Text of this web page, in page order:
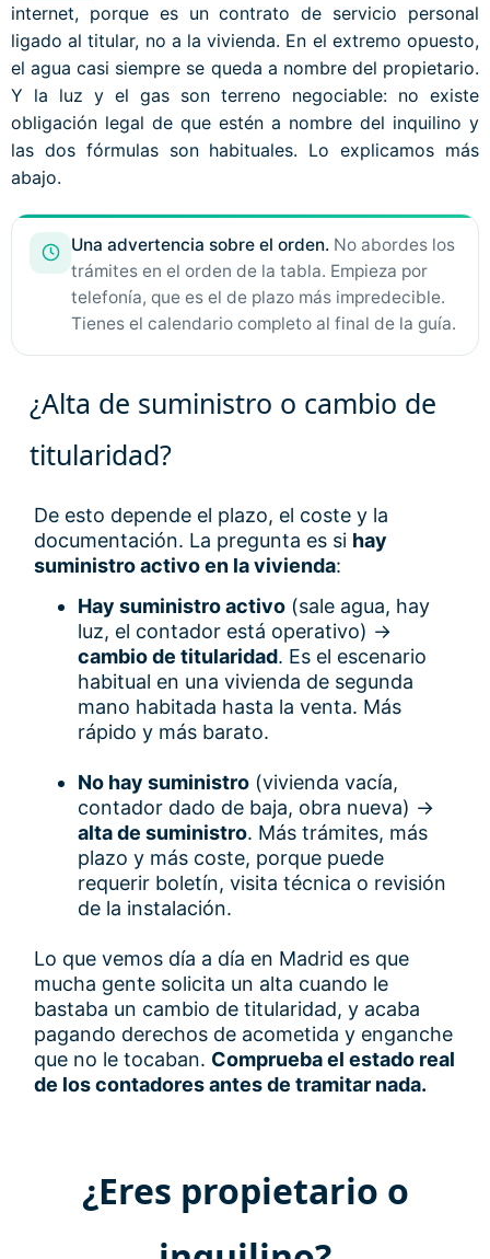
internet, porque es un contrato de servicio personal
ligado al titular, no a la vivienda. En el extremo opuesto,
el agua casi siempre se queda a nombre del propietario.
Y la luz y el gas son terreno negociable: no existe
obligación legal de que estén a nombre del inquilino y
las dos fórmulas son habituales. Lo explicamos más
abajo.
Una advertencia sobre el orden. No abordes los
trámites en el orden de la tabla. Empieza por
telefonía, que es el de plazo más impredecible.
Tienes el calendario completo al final de la guía.
¿Alta de suministro o cambio de
titularidad?
De esto depende el plazo, el coste y la
documentación. La pregunta es si hay
suministro activo en la vivienda:
Hay suministro activo (sale agua, hay
luz, el contador está operativo) →
cambio de titularidad. Es el escenario
habitual en una vivienda de segunda
mano habitada hasta la venta. Más
rápido y más barato.
No hay suministro (vivienda vacía,
contador dado de baja, obra nueva) →
alta de suministro. Más trámites, más
plazo y más coste, porque puede
requerir boletín, visita técnica o revisión
de la instalación.
Lo que vemos día a día en Madrid es que
mucha gente solicita un alta cuando le
bastaba un cambio de titularidad, y acaba
pagando derechos de acometida y enganche
que no le tocaban. Comprueba el estado real
de los contadores antes de tramitar nada.
¿Eres propietario o